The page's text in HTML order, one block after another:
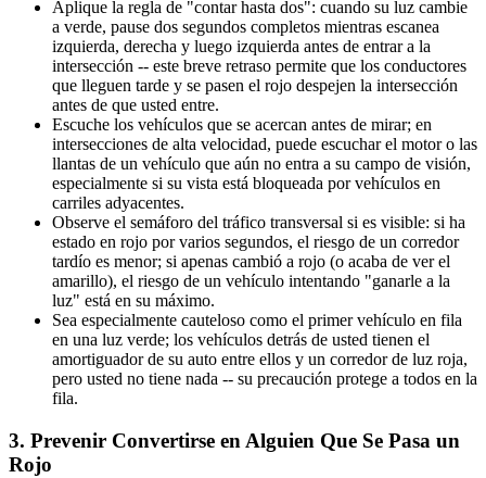
Aplique la regla de "contar hasta dos": cuando su luz cambie
a verde, pause dos segundos completos mientras escanea
izquierda, derecha y luego izquierda antes de entrar a la
intersección -- este breve retraso permite que los conductores
que lleguen tarde y se pasen el rojo despejen la intersección
antes de que usted entre.
Escuche los vehículos que se acercan antes de mirar; en
intersecciones de alta velocidad, puede escuchar el motor o las
llantas de un vehículo que aún no entra a su campo de visión,
especialmente si su vista está bloqueada por vehículos en
carriles adyacentes.
Observe el semáforo del tráfico transversal si es visible: si ha
estado en rojo por varios segundos, el riesgo de un corredor
tardío es menor; si apenas cambió a rojo (o acaba de ver el
amarillo), el riesgo de un vehículo intentando "ganarle a la
luz" está en su máximo.
Sea especialmente cauteloso como el primer vehículo en fila
en una luz verde; los vehículos detrás de usted tienen el
amortiguador de su auto entre ellos y un corredor de luz roja,
pero usted no tiene nada -- su precaución protege a todos en la
fila.
3. Prevenir Convertirse en Alguien Que Se Pasa un
Rojo